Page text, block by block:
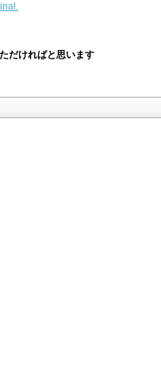
だければと思います